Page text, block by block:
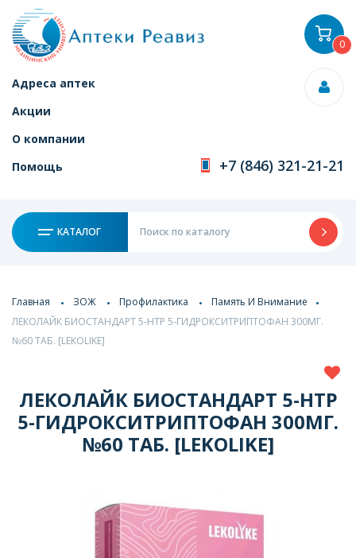
Адреса аптек
Акции
О компании
Помощь
+7 (846) 321-21-21
КАТАЛОГ
0
Главная ЗОЖ Профилактика
Память И Внимание
ЛЕКОЛАЙК БИОСТАНДАРТ 5-HTP 5-ГИДРОКСИТРИПТОФАН 300МГ.
№60 ТАБ. [LEKOLIKE]
ЛЕКОЛАЙК БИОСТАНДАРТ 5-HTP
5-ГИДРОКСИТРИПТОФАН 300МГ.
№60 ТАБ. [LEKOLIKE]